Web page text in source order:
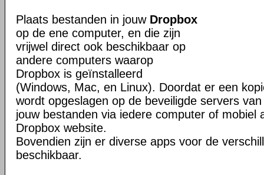
Plaats bestanden in jouw Dropbox
op de ene computer, en die zijn
vrijwel direct ook beschikbaar op
andere computers waarop
Dropbox is geïnstalleerd
(Windows, Mac, en Linux). Doordat er een
wordt opgeslagen op de beveiligde servers
jouw bestanden via iedere computer of mobiel
Dropbox website.
Bovendien zijn er diverse apps voor de
beschikbaar.